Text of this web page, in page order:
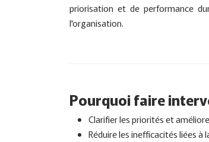
priorisation et de performance
l'organisation.
Pourquoi faire
Clarifier les priorités et
Réduire les inefficacités liées